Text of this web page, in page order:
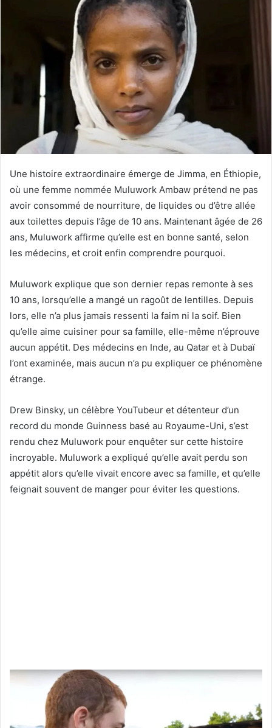
Une histoire extraordinaire émerge de Jimma, en Éthiopie,
où une femme nommée Muluwork Ambaw prétend ne pas
avoir consommé de nourriture, de liquides ou d’être allée
aux toilettes depuis l’âge de 10 ans. Maintenant âgée de 26
ans, Muluwork affirme qu’elle est en bonne santé, selon
les médecins, et croit enfin comprendre pourquoi.
Muluwork explique que son dernier repas remonte à ses
10 ans, lorsqu’elle a mangé un ragoût de lentilles. Depuis
lors, elle n’a plus jamais ressenti la faim ni la soif. Bien
qu’elle aime cuisiner pour sa famille, elle-même n’éprouve
aucun appétit. Des médecins en Inde, au Qatar et à Dubaï
l’ont examinée, mais aucun n’a pu expliquer ce phénomène
étrange.
Drew Binsky, un célèbre YouTubeur et détenteur d’un
record du monde Guinness basé au Royaume-Uni, s’est
rendu chez Muluwork pour enquêter sur cette histoire
incroyable. Muluwork a expliqué qu’elle avait perdu son
appétit alors qu’elle vivait encore avec sa famille, et qu’elle
feignait souvent de manger pour éviter les questions.